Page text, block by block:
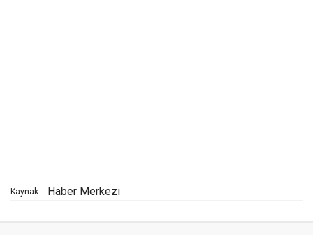
Kaynak: Haber Merkezi